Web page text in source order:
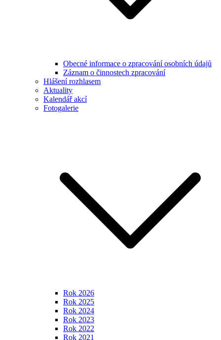
Obecné informace o zpracování osobních údajů
Záznam o činnostech zpracování
Hlášení rozhlasem
Aktuality
Kalendář akcí
Fotogalerie
Rok 2026
Rok 2025
Rok 2024
Rok 2023
Rok 2022
Rok 2021